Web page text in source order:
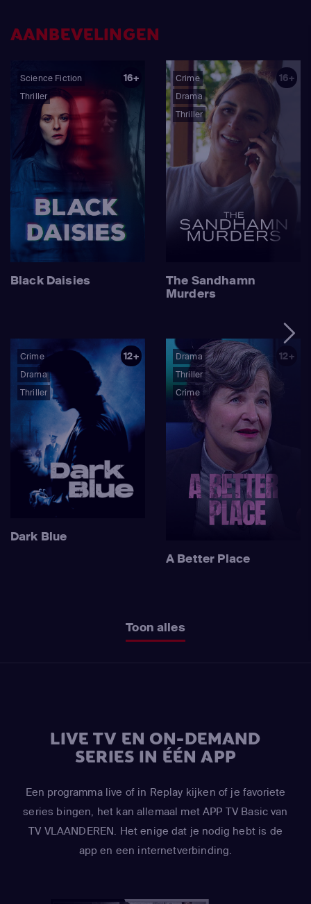
AANBEVELINGEN
Science Fiction
Thriller
16+
Black Daisies
Crime
Drama
Thriller
16+
The Sandhamn
Murders
Crime
Drama
Thriller
12+
Dark Blue
Drama
Thriller
Crime
12+
A Better Place
Toon alles
LIVE TV EN ON-DEMAND
SERIES IN ÉÉN APP
Een programma live of in Replay kijken of je favoriete
series bingen, het kan allemaal met APP TV Basic van
TV VLAANDEREN. Het enige dat je nodig hebt is de
app en een internetverbinding.